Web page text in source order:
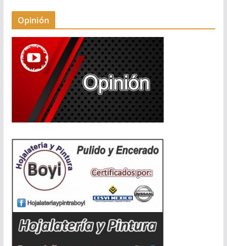
Opinión